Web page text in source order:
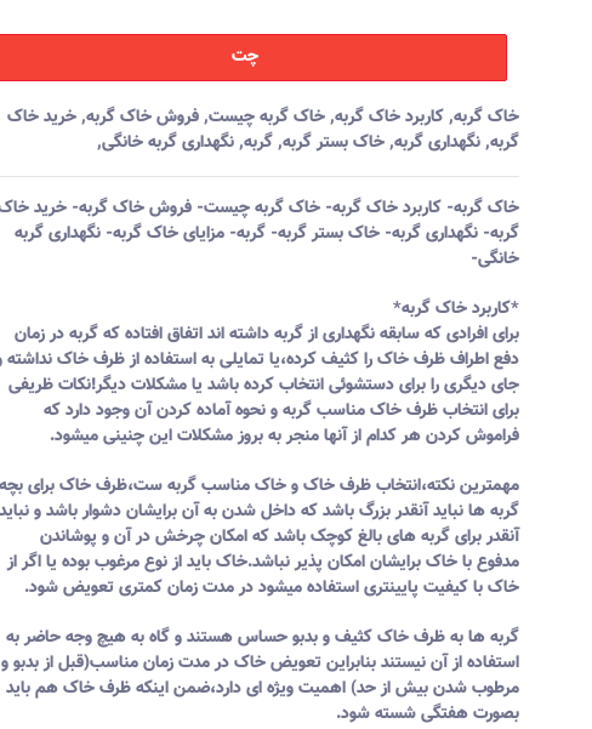
چت
خاک گربه,کاربرد خاک گربه,خاک گربه چیست,فروش خاک گربه,خرید خاک
گربه,نگهداری گربه,خاک بستر گربه,گربه,نگهداری گربه خانگی,
خاک گربه- کاربرد خاک گربه- خاک گربه چیست- فروش خاک گربه- خرید
گربه- نگهداری گربه- خاک بستر گربه- گربه- مزایای خاک گربه- نگهداری گربه
خانگی-
*کاربرد خاک گربه*
برای افرادی که سابقه نگهداری از گربه داشته اند اتفاق افتاده که گربه در زمان
دفع اطراف ظرف خاک را کثیف کرده،یا تمایلی به استفاده از ظرف خاک نداشته
جای دیگری را برای دستشوئی انتخاب کرده باشد یا مشکلات دیگر!نکات ظریفی
برای انتخاب ظرف خاک مناسب گربه و نحوه آماده کردن آن وجود دارد که
فراموش کردن هر کدام از آنها منجر به بروز مشکلات این چنینی میشود.
مهمترین نکته،انتخاب ظرف خاک و خاک مناسب گربه ست،ظرف خاک برای بچه
گربه ها نباید آنقدر بزرگ باشد که داخل شدن به آن برایشان دشوار باشد و نباید
آنقدر برای گربه های بالغ کوچک باشد که امکان چرخش در آن و پوشاندن
مدفوع با خاک برایشان امکان پذیر نباشد.خاک باید از نوع مرغوب بوده یا اگر از
خاک با کیفیت پایینتری استفاده میشود در مدت زمان کمتری تعویض شود.
گربه ها به ظرف خاک کثیف و بدبو حساس هستند و گاه به هیچ وجه حاضر به
استفاده از آن نیستند بنابراین تعویض خاک در مدت زمان مناسب(قبل از بدبو و
مرطوب شدن بیش از حد) اهمیت ویژه ای دارد،ضمن اینکه ظرف خاک هم باید
بصورت هفتگی شسته شود.